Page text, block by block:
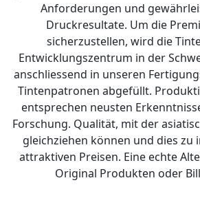
Anforderungen und
Druckresultate. Um die
sicherzustellen, wird die
Entwicklungszentrum in der
anschliessend in unseren
Tintenpatronen abgefüllt.
entsprechen neusten
Forschung. Qualität, mit der
gleichziehen können und dies zu
attraktiven Preisen. Eine echte
Original Produkten oder